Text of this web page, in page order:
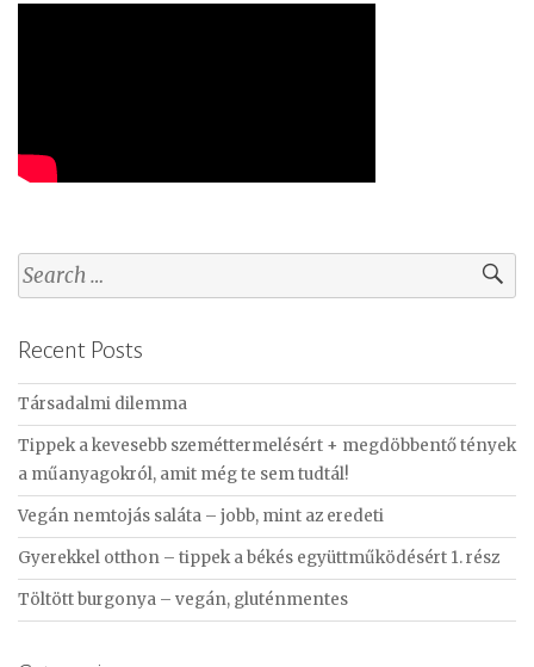
S
e
r
c
h
f
o
r
:
Recent Posts
Társadalmi dilemma
Tippek a kevesebb szeméttermelésért + megdöbbentő tények
a műanyagokról, amit még te sem tudtál!
Vegán nemtojás saláta – jobb, mint az eredeti
Gyerekkel otthon – tippek a békés együttműködésért 1. rész
Töltött burgonya – vegán, gluténmentes